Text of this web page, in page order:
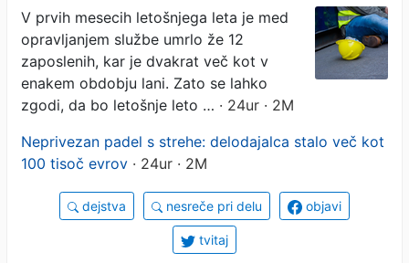
V prvih mesecih letošnjega leta je med
opravljanjem službe umrlo že 12
zaposlenih, kar je dvakrat več kot v
enakem obdobju lani. Zato se lahko
zgodi, da bo letošnje leto … · 24ur · 2M
Neprivezan padel s strehe: delodajalca stalo več kot
100 tisoč evrov · 24ur · 2M
dejstva nesreče pri delu objavi
tvitaj